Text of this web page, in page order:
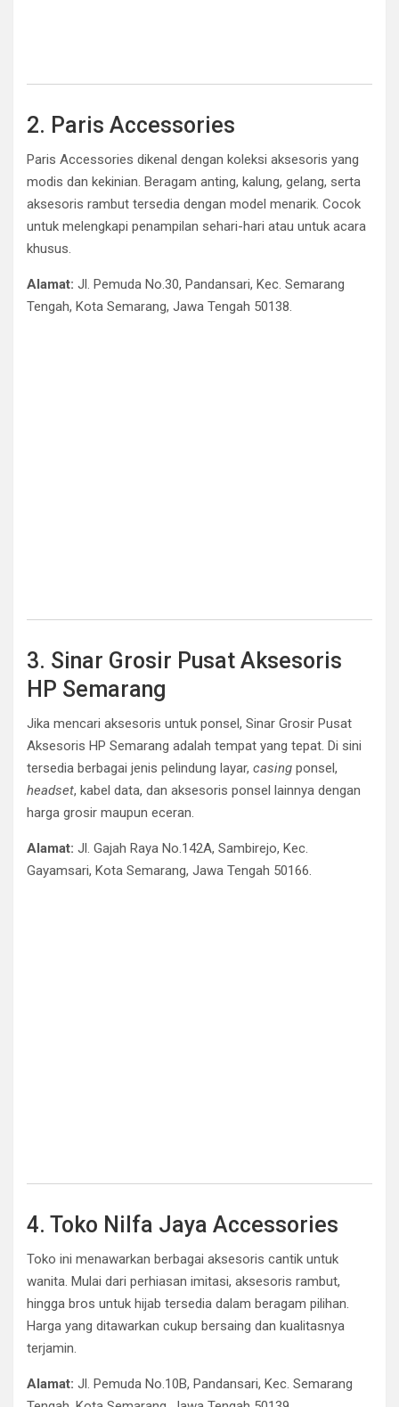
2. Paris Accessories
Paris Accessories dikenal dengan koleksi aksesoris yang
modis dan kekinian. Beragam anting, kalung, gelang, serta
aksesoris rambut tersedia dengan model menarik. Cocok
untuk melengkapi penampilan sehari-hari atau untuk acara
khusus.
Alamat: Jl. Pemuda No.30, Pandansari, Kec. Semarang
Tengah, Kota Semarang, Jawa Tengah 50138.
3. Sinar Grosir Pusat Aksesoris
HP Semarang
Jika mencari aksesoris untuk ponsel, Sinar Grosir Pusat
Aksesoris HP Semarang adalah tempat yang tepat. Di sini
tersedia berbagai jenis pelindung layar, casing ponsel,
headset, kabel data, dan aksesoris ponsel lainnya dengan
harga grosir maupun eceran.
Alamat: Jl. Gajah Raya No.142A, Sambirejo, Kec.
Gayamsari, Kota Semarang, Jawa Tengah 50166.
4. Toko Nilfa Jaya Accessories
Toko ini menawarkan berbagai aksesoris cantik untuk
wanita. Mulai dari perhiasan imitasi, aksesoris rambut,
hingga bros untuk hijab tersedia dalam beragam pilihan.
Harga yang ditawarkan cukup bersaing dan kualitasnya
terjamin.
Alamat: Jl. Pemuda No.10B, Pandansari, Kec. Semarang